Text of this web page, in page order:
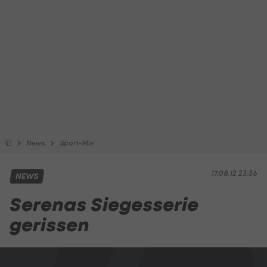
News Sport-Mix
17.08.12 23:36
NEWS
Serenas Siegesserie
gerissen